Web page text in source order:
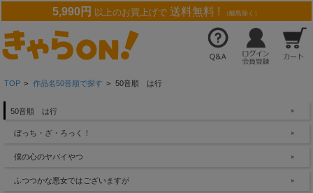
5,990円 以上のお買上げで 送料無料 ! （離島除く）
TOP > 作品名50音順で探す > 50音順 は行
50音順 は行
ぼっち・ざ・ろっく！
僕の心のヤバイやつ
ふつつかな悪女ではございますが